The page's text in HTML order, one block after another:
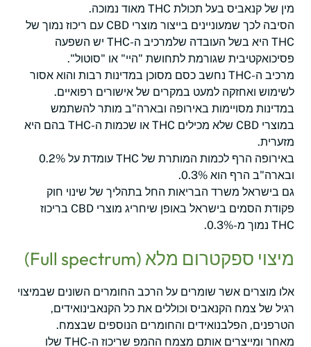
מין של קנאביס בעל תכולת THC מאוד נמוכה.
הסיבה לכך שמעוניינים בייצור מוצרי CBD עם ריכוז נמוך של
THC היא בשל העובדה שלמרכיב ה-THC יש השפעה
פסיכואקטיבית שגורמת לתחושת "היי" או "סוטול".
מרכיב ה-THC נחשב כסם מסוכן במדינות רבות והוא אסור
לשימוש ואחזקה למעט במקרים של אישורים רפואיים.
במדינות מסויימות באירופה ובארה"ב מותר להשתמש
במוצרי CBD שלא מכילים THC או שכמות ה-THC בהם היא
מזערית.
באירופה הרף לכמות המותרת של THC עומדת על 0.2%
ובארה"ב הרף הוא 0.3%.
גם בישראל משרד הבריאות החל בתהליך של שינוי חוק
פקודת הסמים בישראל באופן שיחריג מוצרי CBD בריכוז
THC נמוך מ-0.3%.
מיצוי ספקטרום מלא (Full spectrum)
אלו מוצרים אשר שומרים על הרכב החומרים השונים שבמיצוי
רגיל של צמח הקנאביס וכוללים את כל הקנאבינואידים,
הטרפנים, הפלבנואידים והחומרים הנוספים שבצמח.
מאחר ומייצרים אותם מצמח ההמפ שריכוז ה-THC שלו